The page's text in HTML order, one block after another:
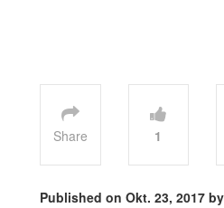
Share 1
Published on Okt. 23, 2017 by